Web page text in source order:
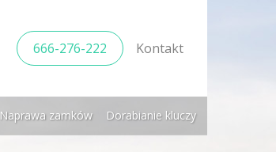
666-276-222 Kontakt
Naprawa zamków Dorabianie kluczy